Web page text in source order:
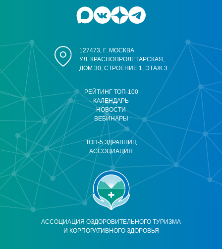
АССОЦИАЦИЯ ОЗДОРОВИТЕЛЬНОГО ТУРИЗМА
И КОРПОРАТИВНОГО ЗДОРОВЬЯ
РЕЙТИНГ ТОП-100
КАЛЕНДАРЬ
НОВОСТИ
ВЕБИНАРЫ
ТОП-5 ЗДРАВНИЦ
АССОЦИАЦИЯ
127473, Г. МОСКВА
УЛ. КРАСНОПРОЛЕТАРСКАЯ,
ДОМ 30, СТРОЕНИЕ 1, ЭТАЖ 3